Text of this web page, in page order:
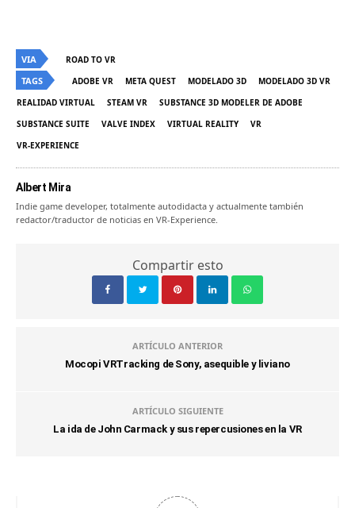
VIA ROAD TO VR
TAGS ADOBE VR META QUEST MODELADO 3D
MODELADO 3D VR
REALIDAD VIRTUAL
STEAM VR
SUBSTANCE 3D MODELER DE ADOBE
SUBSTANCE SUITE
VALVE INDEX VIRTUAL REALITY
VR
VR-EXPERIENCE
Albert Mira
Indie game developer, totalmente autodidacta y actualmente también
redactor/traductor de noticias en VR-Experience.
Compartir esto
ARTÍCULO ANTERIOR
Mocopi VRTracking de Sony, asequible y liviano
ARTÍCULO SIGUIENTE
La ida de John Carmack y sus repercusiones en la VR